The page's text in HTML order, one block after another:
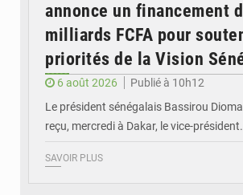
annonce un financement
milliards FCFA pour
priorités de la Vision
6 août 2026
Publié à 10h12
Le président sénégalais Bassirou
reçu, mercredi à Dakar, le vice-
SAVOIR PLUS